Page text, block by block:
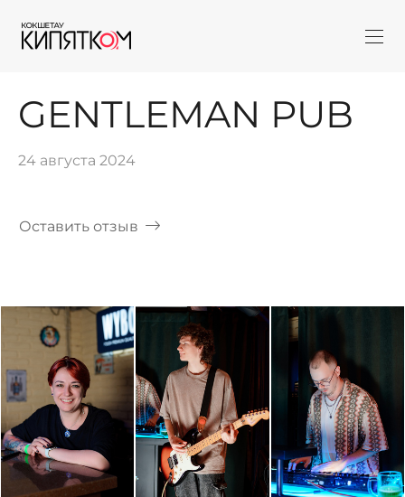
GENTLEMAN PUB
24 августа 2024
Оставить отзыв